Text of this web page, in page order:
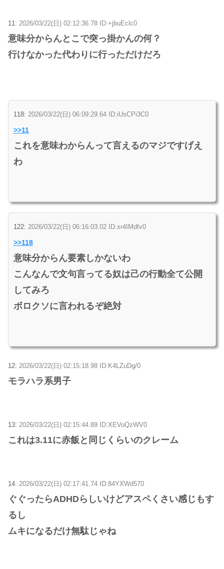
11: 2026/03/22(日) 02:12:36.78 ID:+jbuEclc0
意味分からんとこで突っ掛かんの何？
行けなかった代わりに行っただけだろ
118: 2026/03/22(日) 06:09:29.64 ID:iUsCPi3C0
>>11
これを意味わからんって言えるのマジですげえ
わ
122: 2026/03/22(日) 06:16:03.02 ID:xr4IMdfv0
>>118
意味分からん要素しかないわ
こんなんで文句言ってる奴は己の行動全て公開
してみろ
ボロクソに言われるぞ絶対
12: 2026/03/22(日) 02:15:18.98 ID:K4LZuDg/0
モラハラ系男子
13: 2026/03/22(日) 02:15:44.89 ID:XEVoQzWV0
これは3.11に赤飯と同じくらいのクレーム
14: 2026/03/22(日) 02:17:41.74 ID:84YXWd570
ぐぐったらADHDらしいけどアスペくさい感じもす
るし
ムキになるだけ無駄じゃね